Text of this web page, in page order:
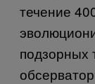
течение
подзорных